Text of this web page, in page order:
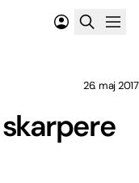
26. maj 2017